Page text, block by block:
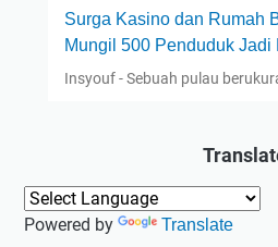
Surga Kasino dan Rumah
Mungil 500 Penduduk Jadi
Insyouf - Sebuah pulau
Powered by Translate